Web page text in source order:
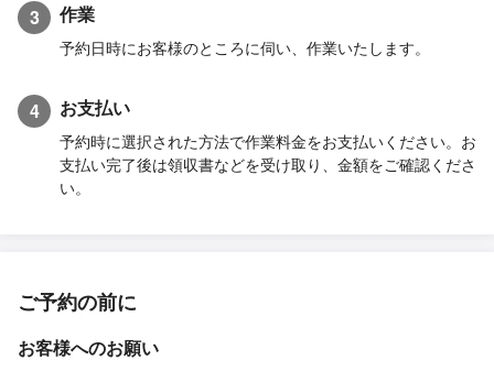
3 作業
予約日時にお客様のところに伺い、作業いたします。
4 お支払い
予約時に選択された方法で作業料金をお支払いください。お
支払い完了後は領収書などを受け取り、金額をご確認くださ
い。
ご予約の前に
お客様へのお願い